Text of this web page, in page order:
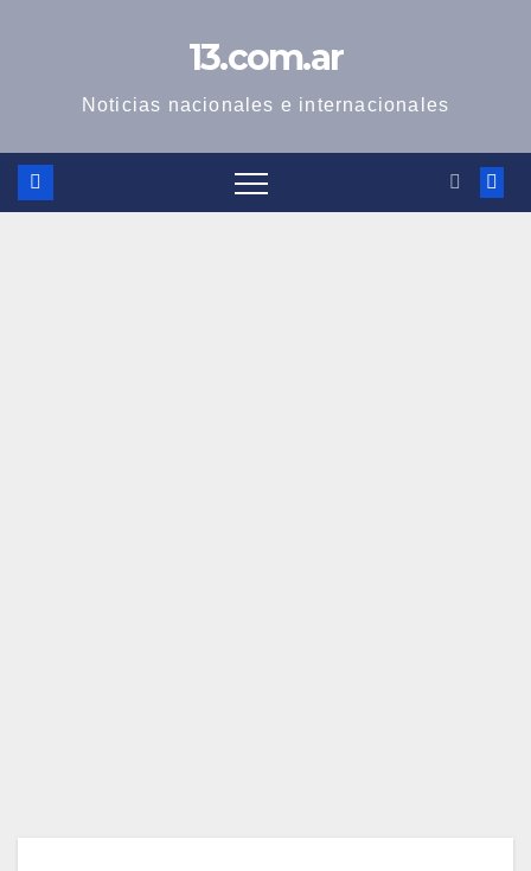
13.com.ar
Noticias nacionales e internacionales